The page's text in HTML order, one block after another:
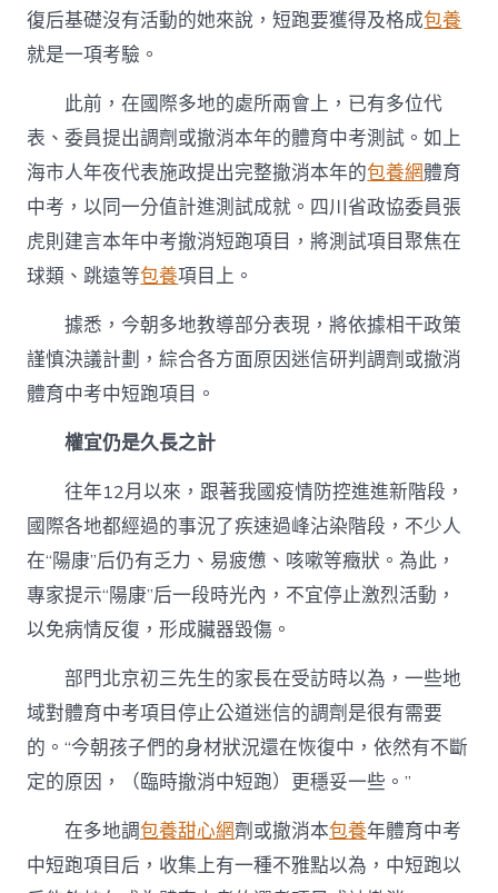
復后基礎沒有活動的她來說，短跑要獲得及格成包養
就是一項考驗。
此前，在國際多地的處所兩會上，已有多位代
表、委員提出調劑或撤消本年的體育中考測試。如上
海市人年夜代表施政提出完整撤消本年的包養網體育
中考，以同一分值計進測試成就。四川省政協委員張
虎則建言本年中考撤消短跑項目，將測試項目聚焦在
球類、跳遠等包養項目上。
據悉，今朝多地教導部分表現，將依據相干政策
謹慎決議計劃，綜合各方面原因迷信研判調劑或撤消
體育中考中短跑項目。
權宜仍是久長之計
往年12月以來，跟著我國疫情防控進進新階段，
國際各地都經過的事況了疾速過峰沾染階段，不少人
在“陽康”后仍有乏力、易疲憊、咳嗽等癥狀。為此，
專家提示“陽康”后一段時光內，不宜停止激烈活動，
以免病情反復，形成臟器毀傷。
部門北京初三先生的家長在受訪時以為，一些地
域對體育中考項目停止公道迷信的調劑是很有需要
的。“今朝孩子們的身材狀況還在恢復中，依然有不斷
定的原因，（臨時撤消中短跑）更穩妥一些。”
在多地調包養甜心網劑或撤消本包養年體育中考
中短跑項目后，收集上有一種不雅點以為，中短跑以